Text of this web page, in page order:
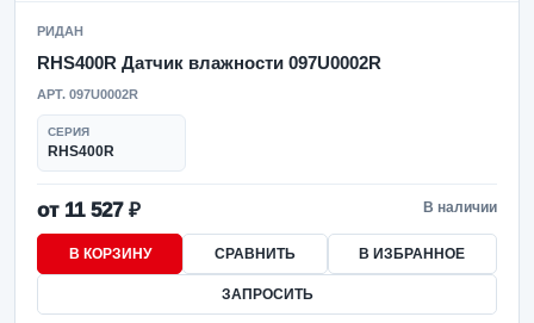
РИДАН
RHS400R Датчик влажности 097U0002R
АРТ. 097U0002R
СЕРИЯ
RHS400R
от 11 527 ₽ В наличии
В КОРЗИНУ СРАВНИТЬ В ИЗБРАННОЕ
ЗАПРОСИТЬ